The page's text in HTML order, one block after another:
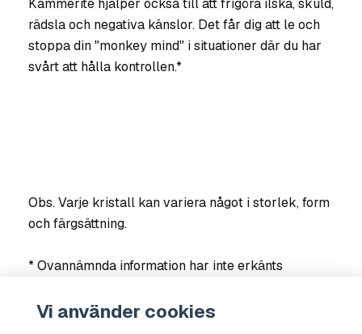
Kammerite hjälper också till att frigöra ilska, skuld,
rädsla och negativa känslor. Det får dig att le och
stoppa din "monkey mind" i situationer där du har
svårt att hålla kontrollen.*
Obs. Varje kristall kan variera något i storlek, form
och färgsättning.
* Ovannämnda information har inte erkänts
resultat från användare och terapeuter. Om du är
Vi använder cookies